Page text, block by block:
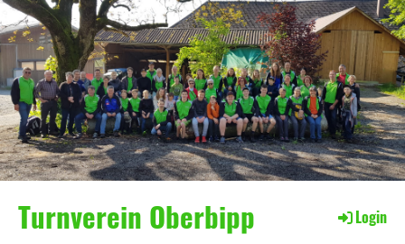
Turnverein Oberbipp Login